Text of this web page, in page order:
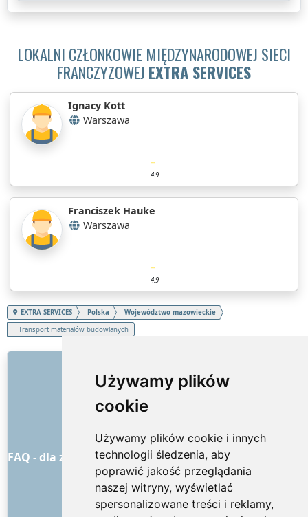
Używamy plików
cookie
Używamy plików cookie i innych
technologii śledzenia, aby
poprawić jakość przeglądania
naszej witryny, wyświetlać
spersonalizowane treści i reklamy,
LOKALNI CZŁONKOWIE MIĘDZYNARODOWEJ SIECI
FRANCZYZOWEJ EXTRA SERVICES
Ignacy Kott
Warszawa
4.9
Franciszek Hauke
Warszawa
4.9
EXTRA SERVICES Polska
Województwo mazowieckie
Transport materiałów budowlanych
O nas
Jak to wszystko się zaczęło
Ogólne warunki handlowe
FAQ - dla zamawiających
FAQ - dla dostawców usług
Reklama i marketing
Blog
Kontakt